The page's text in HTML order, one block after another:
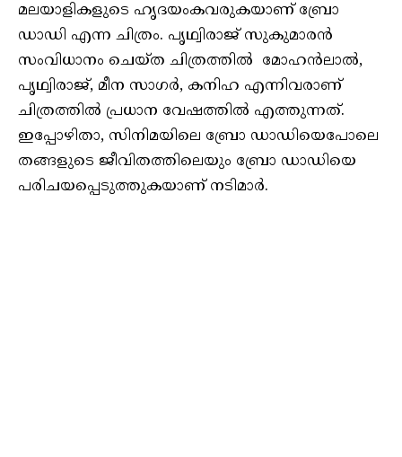
മലയാളികളുടെ ഹൃദയംകവരുകയാണ് ബ്രോ
ഡാഡി എന്ന ചിത്രം. പൃഥ്വിരാജ് സുകുമാരൻ
സംവിധാനം ചെയ്ത ചിത്രത്തിൽ മോഹൻലാൽ,
പൃഥ്വിരാജ്, മീന സാഗർ, കനിഹ എന്നിവരാണ്
ചിത്രത്തിൽ പ്രധാന വേഷത്തിൽ എത്തുന്നത്.
ഇപ്പോഴിതാ, സിനിമയിലെ ബ്രോ ഡാഡിയെപോലെ
തങ്ങളുടെ ജീവിതത്തിലെയും ബ്രോ ഡാഡിയെ
പരിചയപ്പെടുത്തുകയാണ് നടിമാർ.